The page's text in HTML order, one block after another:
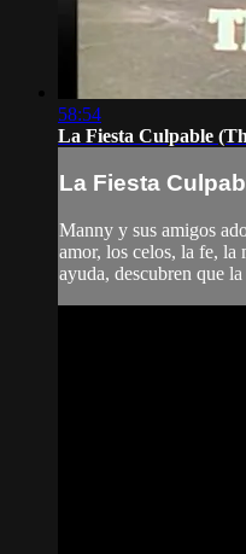
58:54
La Fiesta Culpable
La Fiesta
Manny y sus amigos
amor, los celos, la fe,
ayuda, descubren que